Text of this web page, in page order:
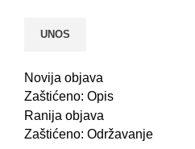
Novija objava
Zaštićeno: Opis
Ranija objava
Zaštićeno: Održavanje